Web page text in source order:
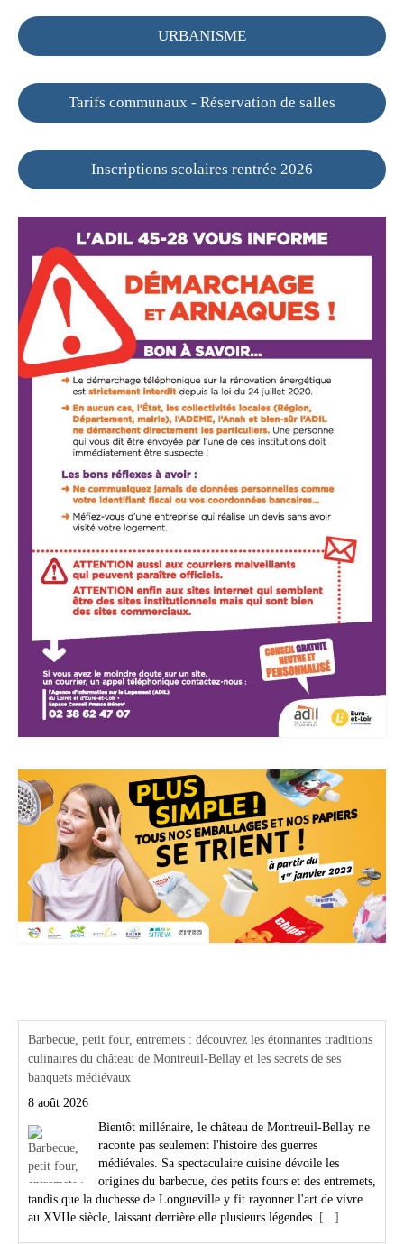
URBANISME
Tarifs communaux - Réservation de salles
Inscriptions scolaires rentrée 2026
Barbecue, petit four, entremets : découvrez les étonnantes traditions
culinaires du château de Montreuil-Bellay et les secrets de ses
banquets médiévaux
8 août 2026
Bientôt millénaire, le château de Montreuil-Bellay ne
raconte pas seulement l'histoire des guerres
médiévales. Sa spectaculaire cuisine dévoile les
origines du barbecue, des petits fours et des entremets,
tandis que la duchesse de Longueville y fit rayonner l'art de vivre
au XVIIe siècle, laissant derrière elle plusieurs légendes. [...]